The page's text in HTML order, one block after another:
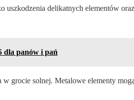
uszkodzenia delikatnych elementów oraz
dla panów i pań
grocie solnej. Metalowe elementy mogą